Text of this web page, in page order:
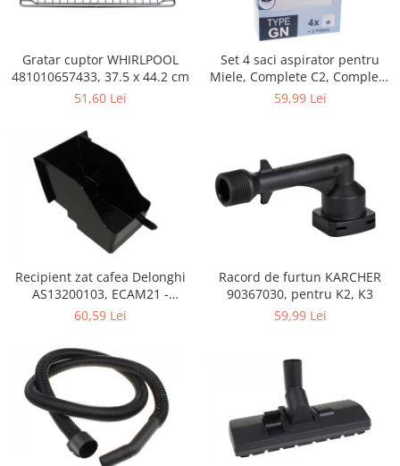
Sport & Activitati in aer liber
Accesorii antrenament
Accesorii sportive
Articole Voiaj
Camping
Sporturi acvatice
TV, Audio & Foto
Aparate Foto & Accesorii
Camere video si sport
Drone si Accesorii
Home Cinema & Audio
Playere, Boxe & Casti
Telescoape & Optica
Gratar cuptor WHIRLPOOL
481010657433, 37.5 x 44.2 cm
51,60 Lei
Set 4 saci aspirator pentru
Miele, Complete C2, Complete
C3, Classic C1, S8, S5, S2,
59,99 Lei
Recipient zat cafea Delonghi
AS13200103, ECAM21 -
ECAM25
60,59 Lei
Racord de furtun KARCHER
90367030, pentru K2, K3
59,99 Lei